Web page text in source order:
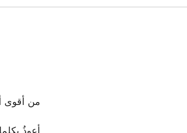
من أقوى
أعوذُ